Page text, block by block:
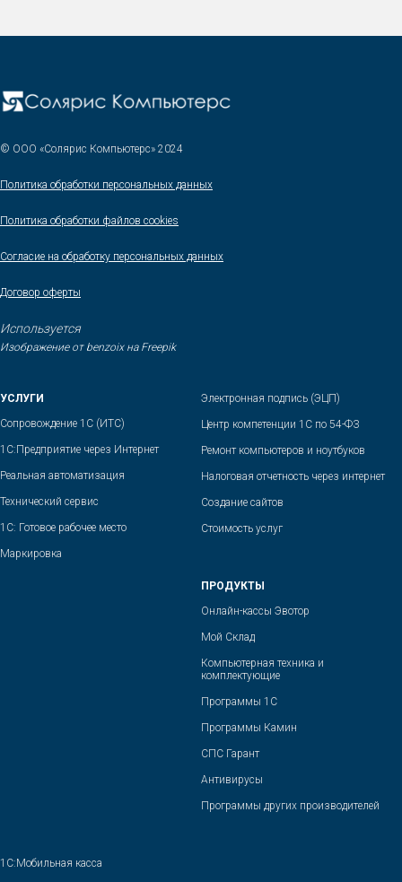
© ООО «Солярис Компьютерс» 2024
Политика обработки персональных данных
Политика обработки файлов сookies
Согласие на обработку персональных данных
Договор оферты
Используется
Изображение от benzoix на Freepik
УСЛУГИ
Сопровождение 1С (ИТС)
1С:Предприятие через Интернет
Реальная автоматизация
Технический сервис
1С: Готовое рабочее место
Маркировка
Электронная подпись (ЭЦП)
Центр компетенции 1С по 54-ФЗ
Ремонт компьютеров и ноутбуков
Налоговая отчетность через интернет
Создание сайтов
Стоимость услуг
ПРОДУКТЫ
Онлайн-кассы Эвотор
Мой Склад
Компьютерная техника и
комплектующие
Программы 1С
Программы Камин
СПС Гарант
Антивирусы
Программы других производителей
1С:Мобильная касса